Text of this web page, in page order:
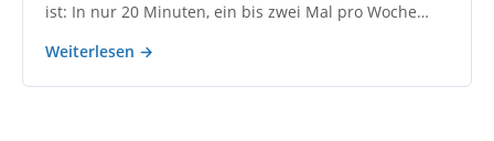
ist: In nur 20 Minuten, ein bis zwei Mal pro Woche…
Weiterlesen →